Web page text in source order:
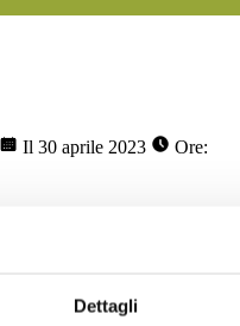
Dettagli
Il 30 aprile 2023
Ore: